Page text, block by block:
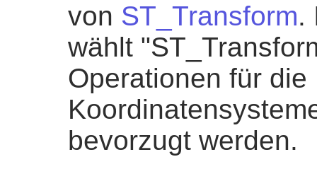
von ST_Transform.
wählt
Operationen für
bevorzugt werden.